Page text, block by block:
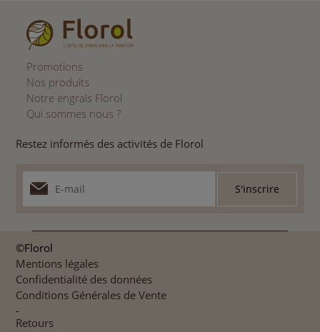
Promotions
Nos produits
Notre engrais Florol
Qui sommes nous ?
Restez informés des activités de Florol
©Florol
Mentions légales
Confidentialité des données
Conditions Générales de Vente
-
Retours